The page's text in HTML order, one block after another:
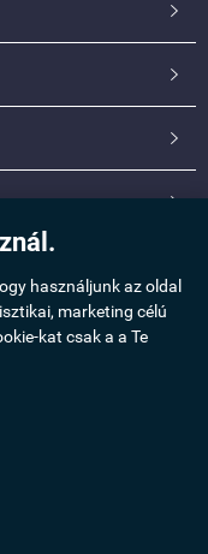
használjunk az oldal
marketing célú
kat csak a a Te



